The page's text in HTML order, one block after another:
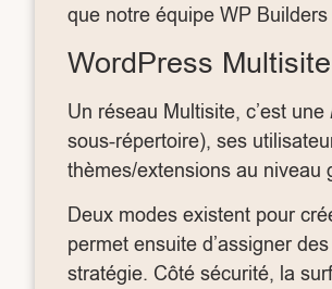
que notre équipe WP
WordPress
Un réseau Multisite, c’est une
sous-répertoire), ses
thèmes/extensions au niveau
Deux modes existent pour
permet ensuite d’assigner des
stratégie. Côté sécurité, la